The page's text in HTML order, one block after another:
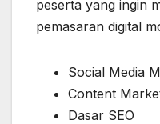
peserta yang ingin
pemasaran digital
Social Media
Content
Dasar SEO